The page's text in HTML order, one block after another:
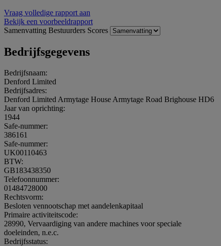
Vraag volledige rapport aan
Bekijk een voorbeeldrapport
Samenvatting Bestuurders Scores
Bedrijfsgegevens
Bedrijfsnaam:
Denford Limited
Bedrijfsadres:
Denford Limited Armytage House Armytage Road Brighouse HD6
Jaar van oprichting:
1944
Safe-nummer:
386161
Safe-nummer:
UK00110463
BTW:
GB183438350
Telefoonnummer:
01484728000
Rechtsvorm:
Besloten vennootschap met aandelenkapitaal
Primaire activiteitscode:
28990, Vervaardiging van andere machines voor speciale
doeleinden, n.e.c.
Bedrijfsstatus: